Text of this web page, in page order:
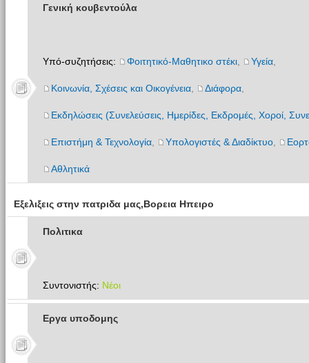
Γενική κουβεντούλα
Υπό-συζητήσεις: Φοιτητικό-Μαθητικο στέκι, Υγεία,
Κοινωνία, Σχέσεις και Οικογένεια, Διάφορα,
Εκδηλώσεις (Συνελεύσεις, Ημερίδες, Εκδρομές, Χοροί,
Επιστήμη & Τεχνολογία, Υπολογιστές & Διαδίκτυο,
Αθλητικά
Εξελιξεις στην πατριδα μας,Βορεια Ηπειρο
Πολιτικα
Συντονιστής: Νέοι
Εργα υποδομης